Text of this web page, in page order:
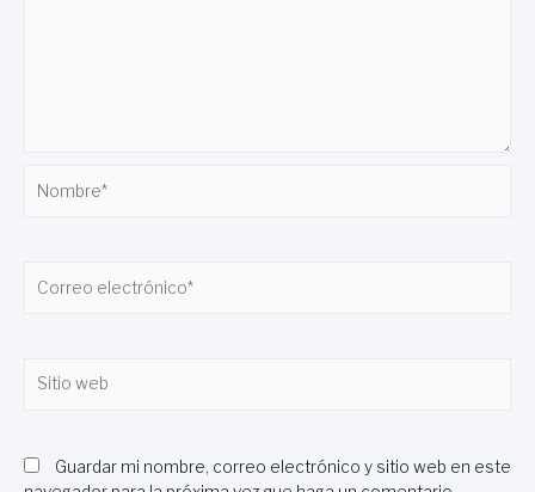
electrónico*
web
Guardar mi nombre, correo electrónico y sitio web en este